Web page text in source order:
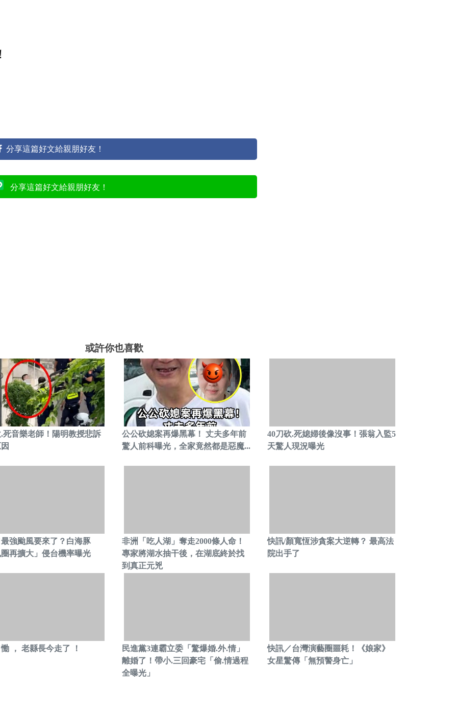
分享這篇好文給親朋好友！
分享這篇好文給親朋好友！
或許你也喜歡
死音樂老師！陽明教授悲訴
公公砍媳案再爆黑幕！ 丈夫多年前
驚人前科曝光，全家竟然都是惡魔...
40刀砍.死媳婦後像沒事！張翁入監5
天驚人現況曝光
強颱風要來了？白海豚
再擴大」侵台機率曝光
非洲「吃人湖」奪走2000條人命！
專家將湖水抽干後，在湖底終於找
到真正元兇
快訊/顏寬恆涉貪案大逆轉？ 最高法
院出手了
， 老縣長今走了 ！
民進黨3連霸立委「驚爆婚.外.情」
離婚了！帶小.三回豪宅「偷.情過程
全曝光」
快訊／台灣演藝圈噩耗！《娘家》
女星驚傳「無預警身亡」